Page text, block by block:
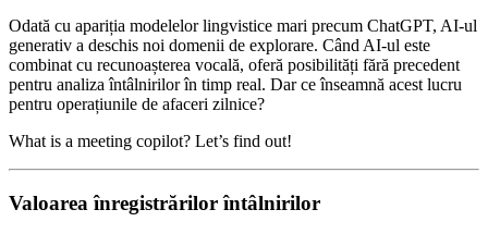
Odată cu apariția modelelor lingvistice mari precum ChatGPT, AI-ul
generativ a deschis noi domenii de explorare. Când AI-ul este
combinat cu recunoașterea vocală, oferă posibilități fără precedent
pentru analiza întâlnirilor în timp real. Dar ce înseamnă acest lucru
pentru operațiunile de afaceri zilnice?
What is a meeting copilot? Let’s find out!
Valoarea înregistrărilor întâlnirilor